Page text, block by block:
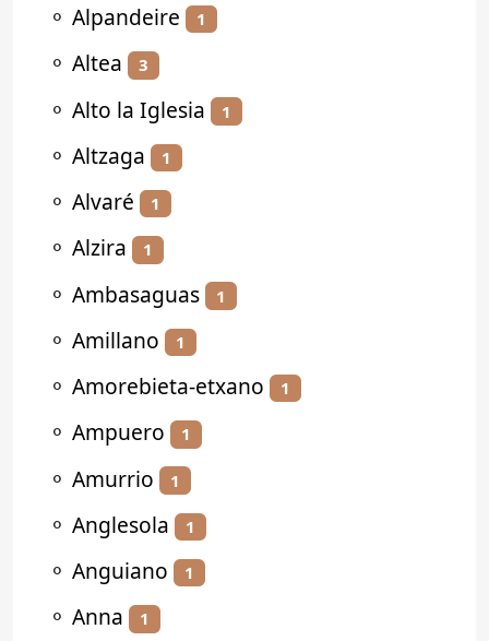
⚬ Alpandeire 1
⚬ Altea 3
⚬ Alto la Iglesia 1
⚬ Altzaga 1
⚬ Alvaré 1
⚬ Alzira 1
⚬ Ambasaguas 1
⚬ Amillano 1
⚬ Amorebieta-etxano 1
⚬ Ampuero 1
⚬ Amurrio 1
⚬ Anglesola 1
⚬ Anguiano 1
⚬ Anna 1